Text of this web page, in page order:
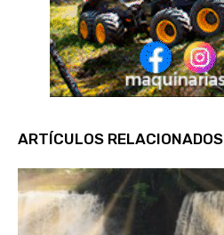
ARTÍCULOS RELACIONADOS